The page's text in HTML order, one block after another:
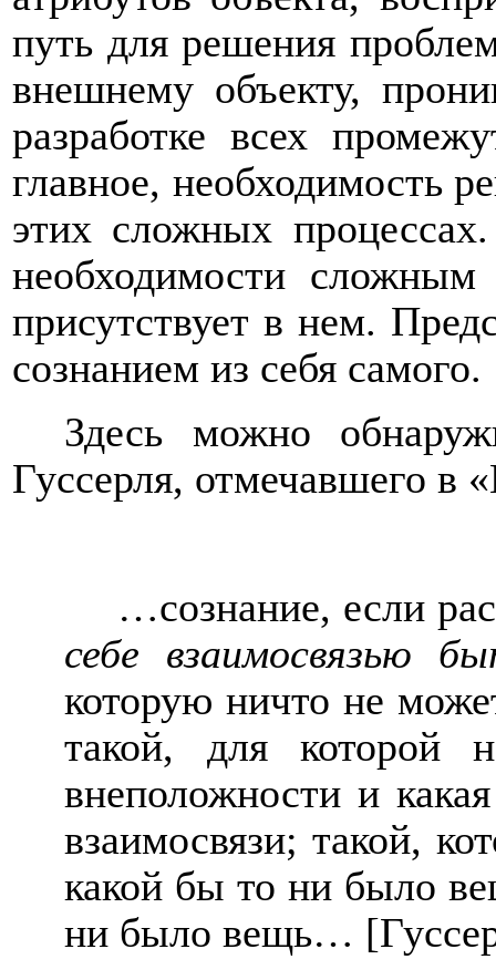
путь для решения
внешнему объекту,
разработке всех
главное, необходимость
этих сложных
необходимости сложным
присутствует в нем.
сознанием из себя самого.
Здесь можно
Гуссерля, отмечавшего в
…сознание, если
себе взаимосвязью
которую ничто не
такой, для которой
внеположности и
взаимосвязи; такой,
какой бы то ни было
ни было вещь…